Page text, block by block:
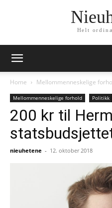
Helt
Home Mellommenneskelige
Mellommenneskelige forhold Politikk
200 kr til
nieuhetene - 12. oktober 2018